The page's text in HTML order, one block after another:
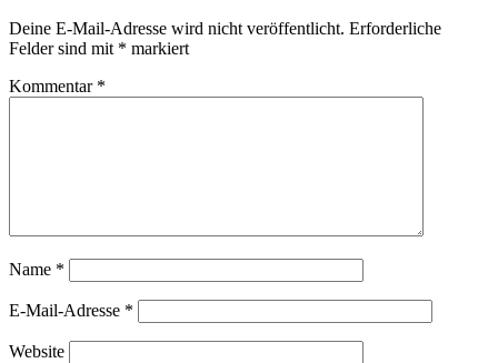
Deine E-Mail-Adresse wird nicht veröffentlicht. Erforderliche
Felder sind mit * markiert
Kommentar *
Name *
E-Mail-Adresse *
Website